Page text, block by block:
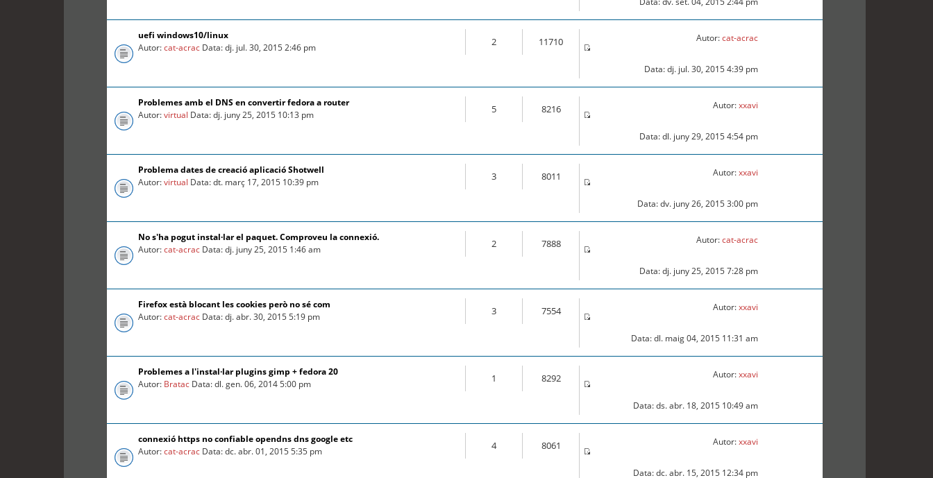
uefi windows10/linux
Autor:cat-acrac Data: dj. jul. 30, 2015 2:46 pm 2 11710 Autor:cat-acrac
Data: dj. jul. 30, 2015 4:39 pm
Problemes amb el DNS en convertir fedora a router
Autor:virtual Data: dj. juny 25, 2015 10:13 pm 5 8216 Autor:xxavi
Data: dl. juny 29, 2015 4:54 pm
Problema dates de creació aplicació Shotwell
Autor:virtual Data: dt. març 17, 2015 10:39 pm 3 8011 Autor:xxavi
Data: dv. juny 26, 2015 3:00 pm
No s'ha pogut instal·lar el paquet. Comproveu la connexió.
Autor:cat-acrac Data: dj. juny 25, 2015 1:46 am 2 7888 Autor:cat-acrac
Data: dj. juny 25, 2015 7:28 pm
Firefox està blocant les cookies però no sé com
Autor:cat-acrac Data: dj. abr. 30, 2015 5:19 pm 3 7554 Autor:xxavi
Data: dl. maig 04, 2015 11:31 am
Problemes a l'instal·lar plugins gimp + fedora 20
Autor: Bratac Data: dl. gen. 06, 2014 5:00 pm 1 8292 Autor:xxavi
Data: ds. abr. 18, 2015 10:49 am
connexió https no confiable opendns dns google etc
Autor:cat-acrac Data: dc. abr. 01, 2015 5:35 pm 4 8061 Autor:xxavi
Data: dc. abr. 15, 2015 12:34 pm